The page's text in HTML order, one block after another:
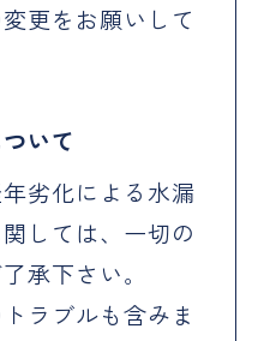
更をお願いして
いて
劣化による水漏
しては、一切の
承下さい。
ラブルも含みま